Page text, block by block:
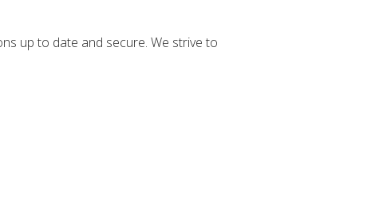
up to date and secure. We strive to